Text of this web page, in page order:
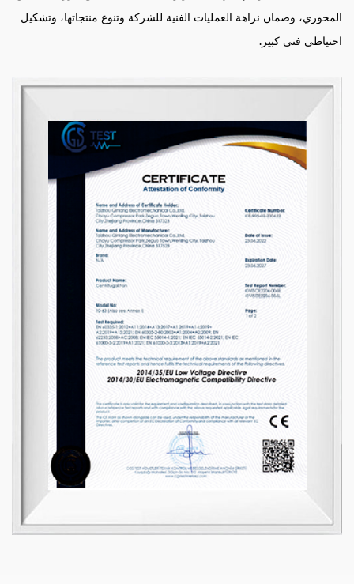
المحوري، وضمان نزاهة العمليات الفنية للشركة وتنوع منتجاتها، وتشكيل
احتياطي فني كبير.